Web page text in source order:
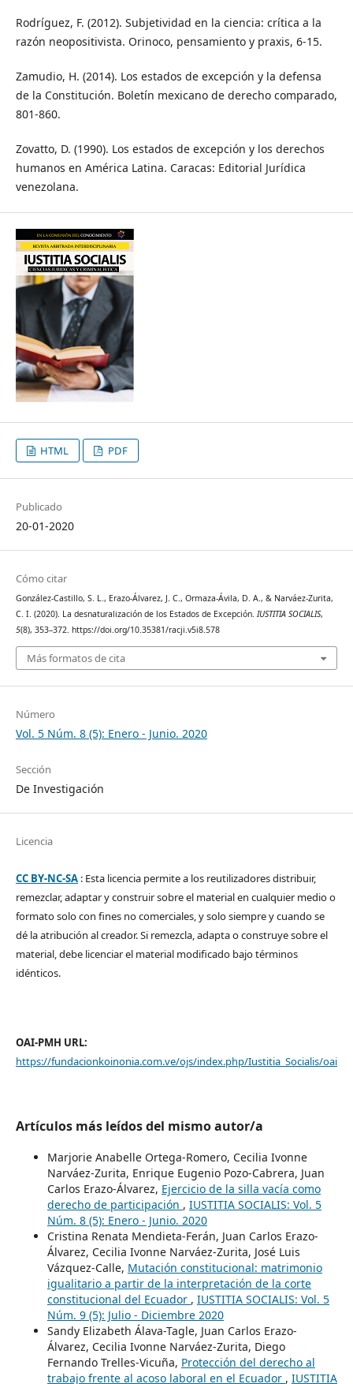
Rodríguez, F. (2012). Subjetividad en la ciencia: crítica a la
razón neopositivista. Orinoco, pensamiento y praxis, 6-15.
Zamudio, H. (2014). Los estados de excepción y la defensa
de la Constitución. Boletín mexicano de derecho comparado,
801-860.
Zovatto, D. (1990). Los estados de excepción y los derechos
humanos en América Latina. Caracas: Editorial Jurídica
venezolana.
HTML PDF
Publicado
20-01-2020
Cómo citar
González-Castillo, S. L., Erazo-Álvarez, J. C., Ormaza-Ávila, D. A., & Narváez-Zurita,
C. I. (2020). La desnaturalización de los Estados de Excepción. IUSTITIA SOCIALIS,
5(8), 353–372. https://doi.org/10.35381/racji.v5i8.578
Más formatos de cita
Número
Vol. 5 Núm. 8 (5): Enero - Junio. 2020
Sección
De Investigación
Licencia
CC BY-NC-SA: Esta licencia permite a los reutilizadores distribuir,
remezclar, adaptar y construir sobre el material en cualquier medio o
formato solo con fines no comerciales, y solo siempre y cuando se
dé la atribución al creador. Si remezcla, adapta o construye sobre el
material, debe licenciar el material modificado bajo términos
idénticos.
OAI-PMH URL:
https://fundacionkoinonia.com.ve/ojs/index.php/Iustitia_Socialis/oai
Artículos más leídos del mismo autor/a
Marjorie Anabelle Ortega-Romero, Cecilia Ivonne
Narváez-Zurita, Enrique Eugenio Pozo-Cabrera, Juan
Carlos Erazo-Álvarez, Ejercicio de la silla vacía como
derecho de participación , IUSTITIA SOCIALIS: Vol. 5
Núm. 8 (5): Enero - Junio. 2020
Cristina Renata Mendieta-Ferán, Juan Carlos Erazo-
Álvarez, Cecilia Ivonne Narváez-Zurita, José Luis
Vázquez-Calle, Mutación constitucional: matrimonio
igualitario a partir de la interpretación de la corte
constitucional del Ecuador , IUSTITIA SOCIALIS: Vol. 5
Núm. 9 (5): Julio - Diciembre 2020
Sandy Elizabeth Álava-Tagle, Juan Carlos Erazo-
Álvarez, Cecilia Ivonne Narváez-Zurita, Diego
Fernando Trelles-Vicuña, Protección del derecho al
trabajo frente al acoso laboral en el Ecuador , IUSTITIA